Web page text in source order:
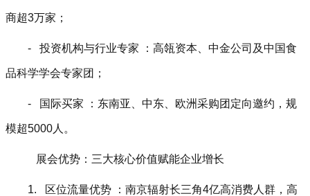
商超3万家；
- 投资机构与行业专家 ：高瓴资本、中金公司及中国食
品科学学会专家团；
- 国际买家 ：东南亚、中东、欧洲采购团定向邀约，规
模超5000人。
展会优势：三大核心价值赋能企业增长
1. 区位流量优势 ：南京辐射长三角4亿高消费人群，高